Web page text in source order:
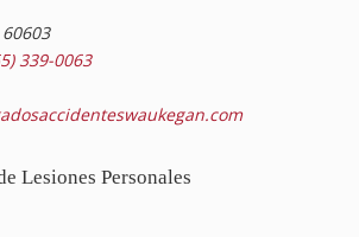
339-0063
Lesiones Personales